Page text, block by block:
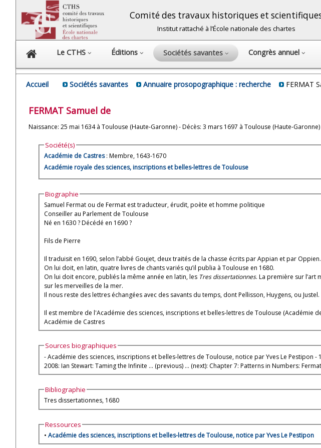
Comité des travaux historiques et
Institut rattaché à l’École nationale des chartes
Le CTHS Éditions Sociétés savantes Congrès annuel
Accueil Sociétés savantes Annuaire prosopographique : recherche FERMAT
FERMAT Samuel de
Naissance: 25 mai 1634 à Toulouse (Haute-Garonne) - Décès: 3 mars 1697 à Toulouse (Haute-Garonne)
Société(s)
Académie de Castres: Membre, 1643-1670
Académie royale des sciences, inscriptions et belles-lettres de Toulouse
Biographie
Samuel Fermat ou de Fermat est traducteur, érudit, poète et homme politique
Conseiller au Parlement de Toulouse
Né en 1630 ? Décédé en 1690 ?
Fils de Pierre
Il traduisit en 1690, selon l’abbé Goujet, deux traités de la chasse écrits par Appian et par Oppien.
On lui doit, en latin, quatre livres de chants variés qu’il publia à Toulouse en 1680.
On lui doit encore, publiés la même année en latin, les Tres dissertationnes. La première sur l’art
sur les merveilles de la mer.
Il nous reste des lettres échangées avec des savants du temps, dont Pellisson, Huygens, ou Justel.
Il est membre de l'Académie des sciences, inscriptions et belles-lettres de Toulouse (Académie
Académie de Castres
Sources biographiques
- Académie des sciences, inscriptions et belles-lettres de Toulouse, notice par Yves Le Pestipon -
2008: Ian Stewart: Taming the Infinite ... (previous) ... (next): Chapter 7: Patterns in Numbers: Fermat
Bibliographie
Tres dissertationnes, 1680
Ressources
• Académie des sciences, inscriptions et belles-lettres de Toulouse, notice par Yves Le Pestipon